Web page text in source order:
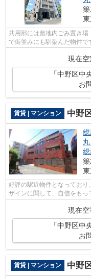
共用部には敷地内ごみ置き
で街並みにも馴染んだ物件で
ルながらも風の通り道がしっ
現在空
「中野区中
お
賃貸 | マンション 中野
好評の駅近物件となってお
ザインに関して、自信をも
現在空
「中野区中
お
賃貸 | マンション 中野